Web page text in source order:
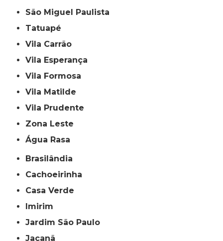
São Miguel Paulista
Tatuapé
Vila Carrão
Vila Esperança
Vila Formosa
Vila Matilde
Vila Prudente
Zona Leste
Água Rasa
Brasilândia
Cachoeirinha
Casa Verde
Imirim
Jardim São Paulo
Jaçanã